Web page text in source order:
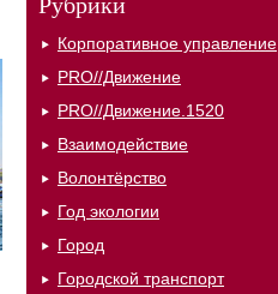
Корпоративное управление
PRO//Движение
PRO//Движение.1520
Взаимодействие
Волонтёрство
Год экологии
Город
Городской транспорт